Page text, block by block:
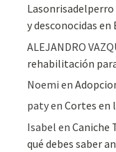
Lasonrisadelperro
y desconocidas en
ALEJANDRO
rehabilitación
Noemi en
patyenCortes en
Isabel enCaniche
qué debes saber